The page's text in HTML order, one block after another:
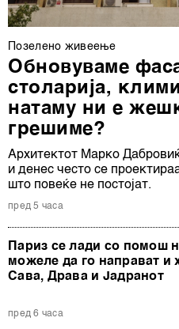
Позелено живеење
Обновуваме
столарија,
натаму ни е
грешиме?
Архитектот Марко
и денес често се
што повеќе не постојат.
пред 5 часа
Париз се лади со помош
можеле да го направат и
Сава, Драва и Јадранот
пред 6 часа